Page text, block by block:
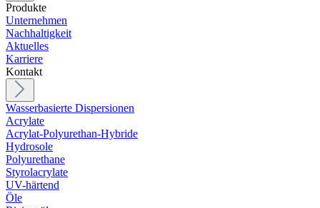
Produkte
Unternehmen
Nachhaltigkeit
Aktuelles
Karriere
Kontakt
Wasserbasierte Dispersionen
Acrylate
Acrylat-Polyurethan-Hybride
Hydrosole
Polyurethane
Styrolacrylate
UV-härtend
Öle